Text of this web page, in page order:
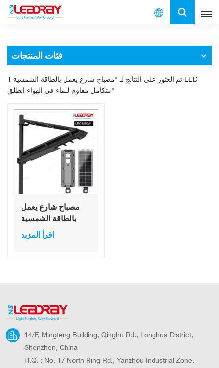
العربية
français
فئات المنتجات
1 تم العثور على النتائج لـ "مصباح شارع يعمل بالطاقة الشمسية LED
متكامل مقاوم للماء في الهواء الطلق"
مصباح شارع يعمل
بالطاقة الشمسية
LED عالي الكفاءة
ومتين بقدرة 80 واط،
اقرأ المزيد
14/F, Mingteng Building, Qinghu Rd., Longhua District,
Shenzhen, China
H.Q. : No. 17 North Ring Rd., Yanzhou Industrial Zone,